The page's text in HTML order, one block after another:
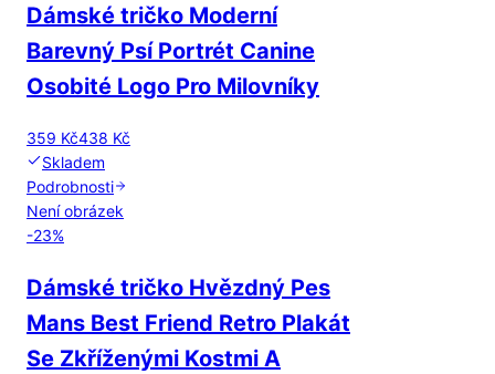
Dámské tričko Moderní
Barevný Psí Portrét Canine
Osobité Logo Pro Milovníky
359 Kč438 Kč
Skladem
Podrobnosti
Není obrázek
-23%
Dámské tričko Hvězdný Pes
Mans Best Friend Retro Plakát
Se Zkříženými Kostmi A